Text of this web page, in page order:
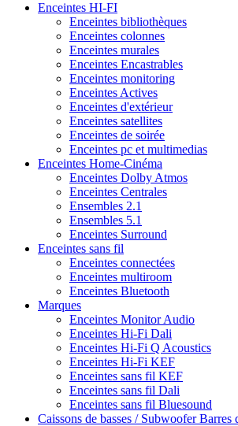
Enceintes HI-FI
Enceintes bibliothèques
Enceintes colonnes
Enceintes murales
Enceintes Encastrables
Enceintes monitoring
Enceintes Actives
Enceintes d'extérieur
Enceintes satellites
Enceintes de soirée
Enceintes pc et multimedias
Enceintes Home-Cinéma
Enceintes Dolby Atmos
Enceintes Centrales
Ensembles 2.1
Ensembles 5.1
Enceintes Surround
Enceintes sans fil
Enceintes connectées
Enceintes multiroom
Enceintes Bluetooth
Marques
Enceintes Monitor Audio
Enceintes Hi-Fi Dali
Enceintes Hi-Fi Q Acoustics
Enceintes Hi-Fi KEF
Enceintes sans fil KEF
Enceintes sans fil Dali
Enceintes sans fil Bluesound
Caissons de basses / SubwooferBarres